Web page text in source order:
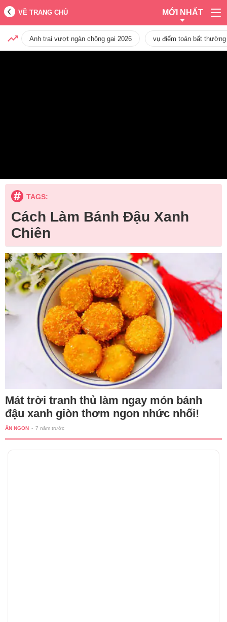
VỀ TRANG CHỦ MỚI NHẤT
Anh trai vượt ngàn chông gai 2026 vụ điểm toán bất
TAGS:
Cách Làm Bánh Đậu Xanh
Chiên
Mát trời tranh thủ làm ngay món bánh
đậu xanh giòn thơm ngon nhức nhối!
ĂN NGON - 7 năm trước